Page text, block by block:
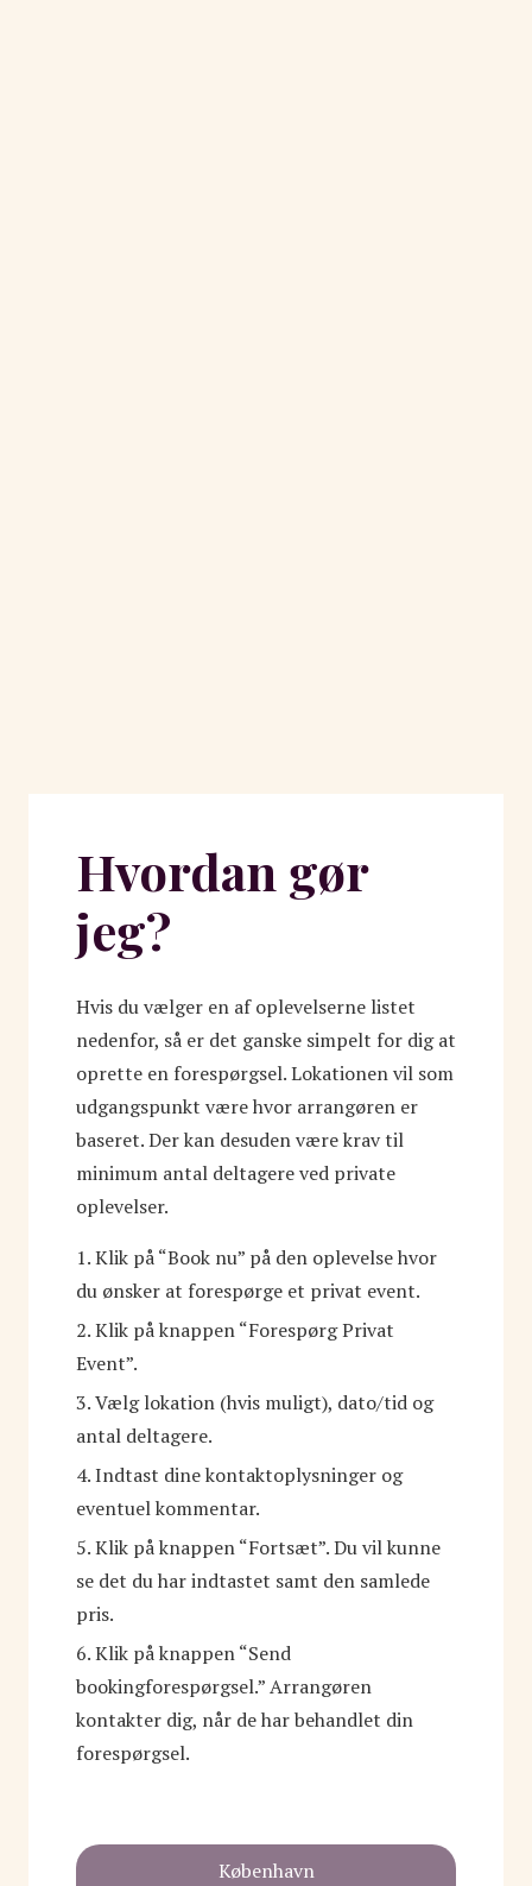
Hvordan gør
jeg?
Hvis du vælger en af oplevelserne listet
nedenfor, så er det ganske simpelt for dig at
oprette en forespørgsel. Lokationen vil som
udgangspunkt være hvor arrangøren er
baseret. Der kan desuden være krav til
minimum antal deltagere ved private
oplevelser.
1. Klik på “Book nu” på den oplevelse hvor
du ønsker at forespørge et privat event.
2. Klik på knappen “Forespørg Privat
Event”.
3. Vælg lokation (hvis muligt), dato/tid og
antal deltagere.
4. Indtast dine kontaktoplysninger og
eventuel kommentar.
5. Klik på knappen “Fortsæt”. Du vil kunne
se det du har indtastet samt den samlede
pris.
6. Klik på knappen “Send
bookingforespørgsel.” Arrangøren
kontakter dig, når de har behandlet din
forespørgsel.
København